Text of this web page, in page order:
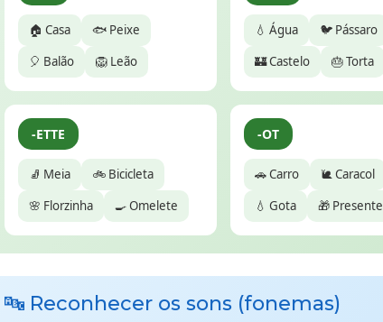
🏠 Casa
🐟 Peixe
🎈 Balão
🦁 Leão
💧 Água
🐦 Pássaro
🏰 Castelo
🎂 Torta
-ETTE
🧦 Meia
🚲 Bicicleta
🌸 Florzinha
🍳 Omelete
-OT
🚗 Carro
🐌 Caracol
💧 Gota
🎁 Presente
🔤 Reconhecer os sons (fonemas)